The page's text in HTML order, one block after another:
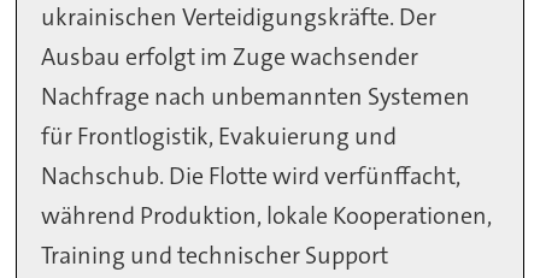
ukrainischen Verteidigungskräfte. Der
Ausbau erfolgt im Zuge wachsender
Nachfrage nach unbemannten Systemen
für Frontlogistik, Evakuierung und
Nachschub. Die Flotte wird verfünffacht,
während Produktion, lokale Kooperationen,
Training und technischer Support